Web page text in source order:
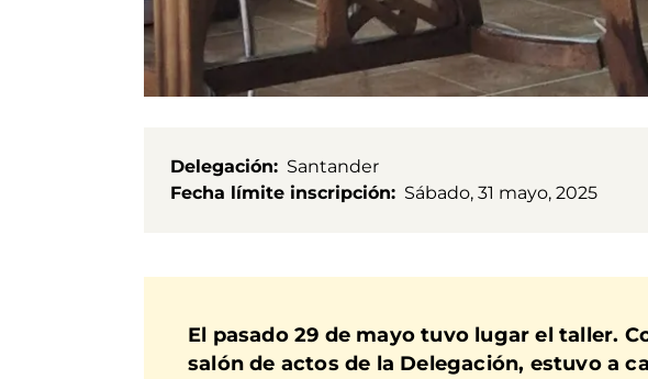
Delegación
Santander
Fecha límite inscripción
Sábado, 31 mayo, 2025
El pasado 29 de mayo tuvo lugar el taller.
salón de actos de la Delegación, estuvo a